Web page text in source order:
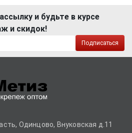
и будьте в курсе
и скидок!
Подписаться
Одинцово, Внуковская д.11